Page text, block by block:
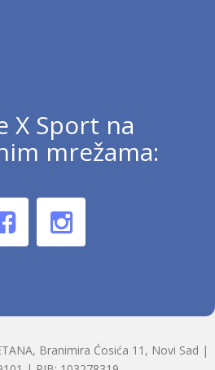
X Sport na
mrežama:
Branimira Ćosića 11, Novi Sad |